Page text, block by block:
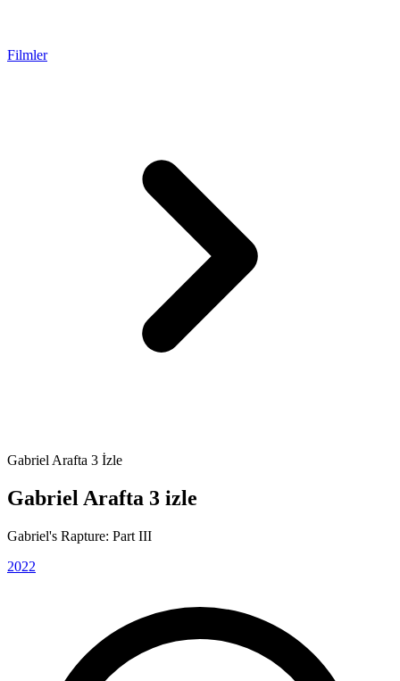
Filmler
Gabriel Arafta 3 İzle
Gabriel Arafta 3 izle
Gabriel's Rapture: Part III
2022